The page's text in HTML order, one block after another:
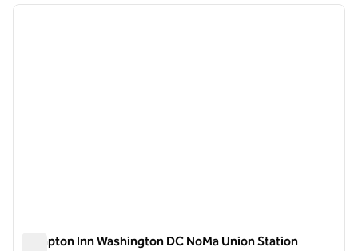
1 sur 12
Hampton Inn Washington DC NoMa Union Station